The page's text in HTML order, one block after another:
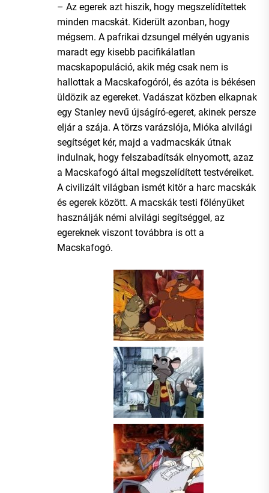
– Az egerek azt hiszik, hogy megszelídítettek
minden macskát. Kiderült azonban, hogy
mégsem. A pafrikai dzsungel mélyén ugyanis
maradt egy kisebb pacifikálatlan
macskapopuláció, akik még csak nem is
hallottak a Macskafogóról, és azóta is békésen
üldözik az egereket. Vadászat közben elkapnak
egy Stanley nevű újságíró-egeret, akinek persze
eljár a szája. A törzs varázslója, Mióka alvilági
segítséget kér, majd a vadmacskák útnak
indulnak, hogy felszabadítsák elnyomott, azaz
a Macskafogó által megszelídített testvéreiket.
A civilizált világban ismét kitör a harc macskák
és egerek között. A macskák testi fölényüket
használják némi alvilági segítséggel, az
egereknek viszont továbbra is ott a
Macskafogó.